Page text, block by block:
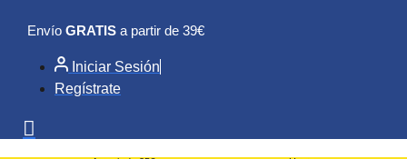
contenido
Envío GRATIS a partir de 39€
Iniciar Sesión
Regístrate